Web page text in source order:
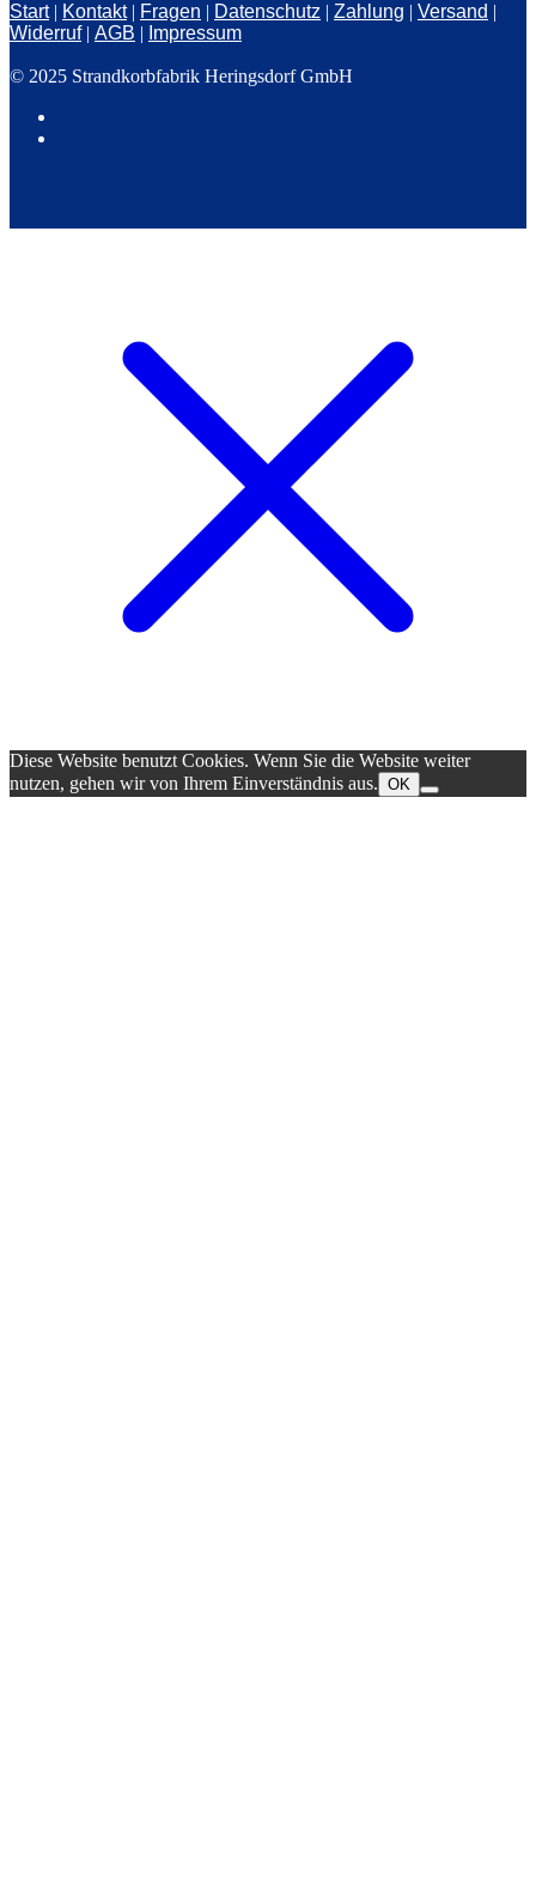
Start| Kontakt| Fragen | Datenschutz | Zahlung | Versand |
Widerruf| AGB | Impressum
© 2025 Strandkorbfabrik Heringsdorf GmbH
Diese Website benutzt Cookies. Wenn Sie die Website weiter
nutzen, gehen wir von Ihrem Einverständnis aus. OK